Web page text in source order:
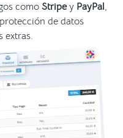
como Stripey PayPal,
de datos
extras.